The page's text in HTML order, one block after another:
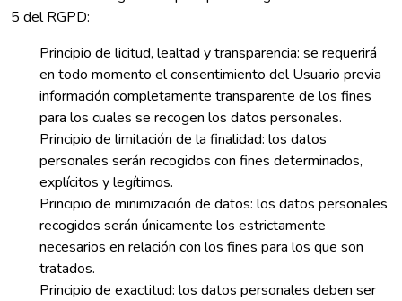
5 del RGPD:
Principio de licitud, lealtad y transparencia: se requerirá
en todo momento el consentimiento del Usuario previa
información completamente transparente de los fines
para los cuales se recogen los datos personales.
Principio de limitación de la finalidad: los datos
personales serán recogidos con fines determinados,
explícitos y legítimos.
Principio de minimización de datos: los datos personales
recogidos serán únicamente los estrictamente
necesarios en relación con los fines para los que son
tratados.
Principio de exactitud: los datos personales deben ser